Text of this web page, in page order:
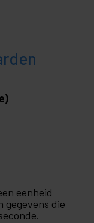
eenheid
gegevens die